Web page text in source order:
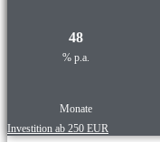
48
% p.a.
Monate
Investition ab 250 EUR